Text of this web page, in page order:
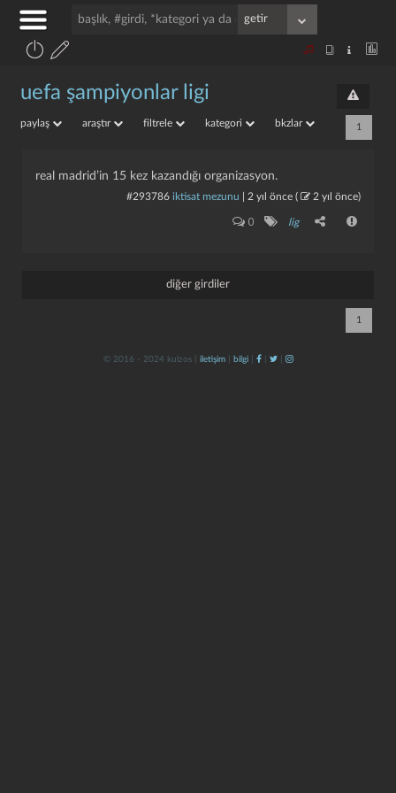
uefa şampiyonlar ligi
paylaş araştır filtrele kategori bkzlar 1
real madrid’in 15 kez kazandığı organizasyon.
#293786 iktisat mezunu 2 yıl önce ( 2 yıl önce)
0 lig
diğer girdiler
1
© 2016 - 2024 kulzos | iletişim| bilgi| | |